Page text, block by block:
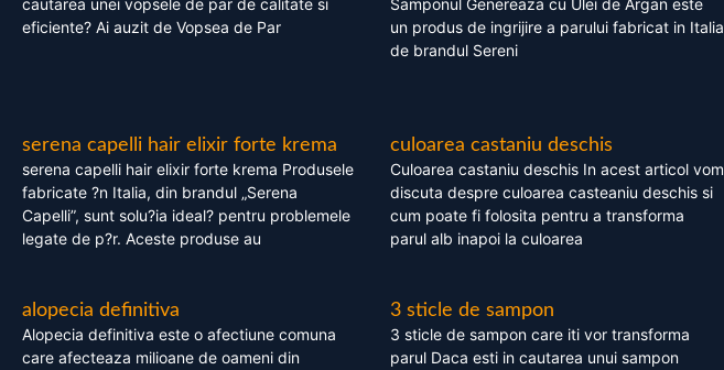
cautarea unei vopsele de par de calitate si
eficiente? Ai auzit de Vopsea de Par
Samponul Genereaza cu Ulei de Argan este
un produs de ingrijire a parului fabricat in Italia
de brandul Sereni
serena capelli hair elixir forte krema
serena capelli hair elixir forte krema Produsele
fabricate ?n Italia, din brandul „Serena
Capelli”, sunt solu?ia ideal? pentru problemele
legate de p?r. Aceste produse au
culoarea castaniu deschis
Culoarea castaniu deschis In acest articol vom
discuta despre culoarea casteaniu deschis si
cum poate fi folosita pentru a transforma
parul alb inapoi la culoarea
alopecia definitiva
Alopecia definitiva este o afectiune comuna
care afecteaza milioane de oameni din
3 sticle de sampon
3 sticle de sampon care iti vor transforma
parul Daca esti in cautarea unui sampon